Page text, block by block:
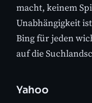
macht, keinem
Unabhängigkeit
Bing für jeden
auf die
Yahoo